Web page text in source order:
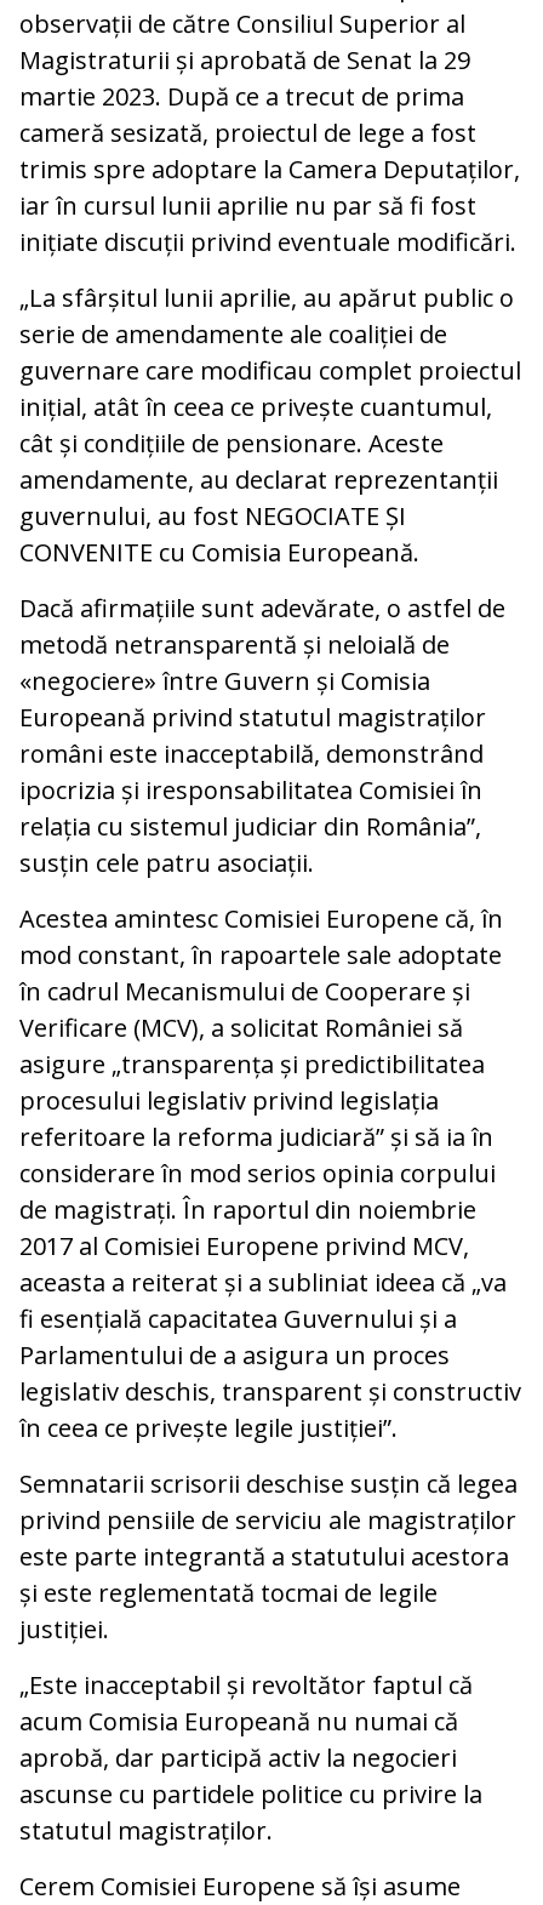
observații de către Consiliul Superior al
Magistraturii și aprobată de Senat la 29
martie 2023. După ce a trecut de prima
cameră sesizată, proiectul de lege a fost
trimis spre adoptare la Camera Deputaților,
iar în cursul lunii aprilie nu par să fi fost
inițiate discuții privind eventuale modificări.
„La sfârșitul lunii aprilie, au apărut public o
serie de amendamente ale coaliției de
guvernare care modificau complet proiectul
inițial, atât în ceea ce privește cuantumul,
cât și condițiile de pensionare. Aceste
amendamente, au declarat reprezentanții
guvernului, au fost NEGOCIATE ȘI
CONVENITE cu Comisia Europeană.
Dacă afirmațiile sunt adevărate, o astfel de
metodă netransparentă și neloială de
«negociere» între Guvern și Comisia
Europeană privind statutul magistraților
români este inacceptabilă, demonstrând
ipocrizia și iresponsabilitatea Comisiei în
relația cu sistemul judiciar din România”,
susțin cele patru asociații.
Acestea amintesc Comisiei Europene că, în
mod constant, în rapoartele sale adoptate
în cadrul Mecanismului de Cooperare și
Verificare (MCV), a solicitat României să
asigure „transparența și predictibilitatea
procesului legislativ privind legislația
referitoare la reforma judiciară” și să ia în
considerare în mod serios opinia corpului
de magistrați. În raportul din noiembrie
2017 al Comisiei Europene privind MCV,
aceasta a reiterat și a subliniat ideea că „va
fi esențială capacitatea Guvernului și a
Parlamentului de a asigura un proces
legislativ deschis, transparent și constructiv
în ceea ce privește legile justiției”.
Semnatarii scrisorii deschise susțin că legea
privind pensiile de serviciu ale magistraților
este parte integrantă a statutului acestora
și este reglementată tocmai de legile
justiției.
„Este inacceptabil și revoltător faptul că
acum Comisia Europeană nu numai că
aprobă, dar participă activ la negocieri
ascunse cu partidele politice cu privire la
statutul magistraților.
Cerem Comisiei Europene să își asume